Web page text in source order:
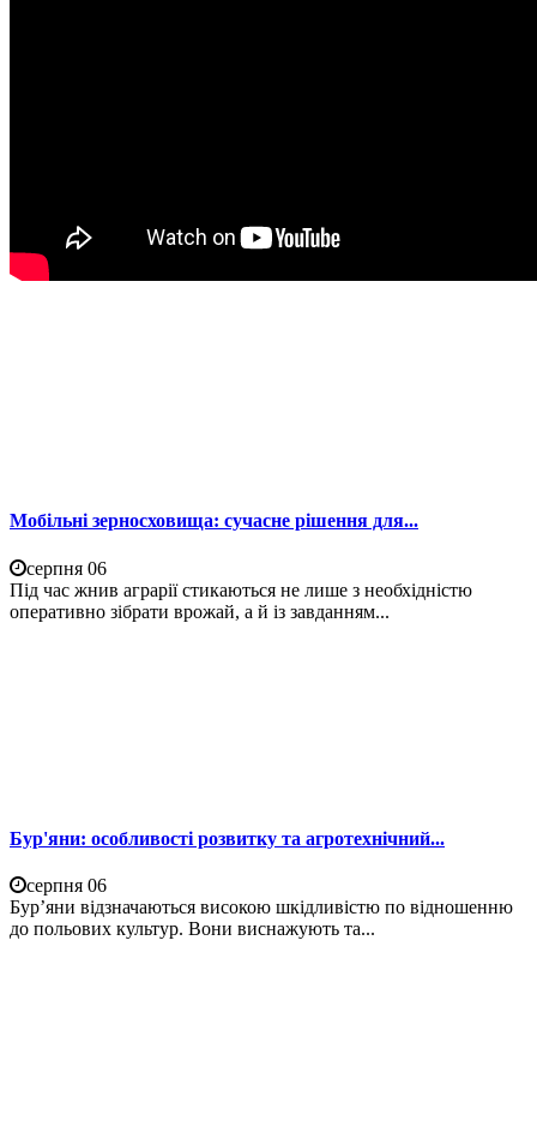
Мобільні зерносховища: сучасне рішення для...
серпня 06
Під час жнив аграрії стикаються не лише з необхідністю
оперативно зібрати врожай, а й із завданням...
Бур'яни: особливості розвитку та агротехнічний...
серпня 06
Бур’яни відзначаються високою шкідливістю по відношенню
до польових культур. Вони виснажують та...